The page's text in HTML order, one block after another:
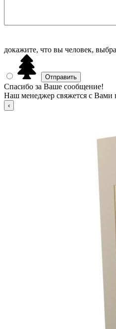
докажите, что вы человек,
Спасибо за Ваше сообщение!
Наш менеджер свяжется с Вами